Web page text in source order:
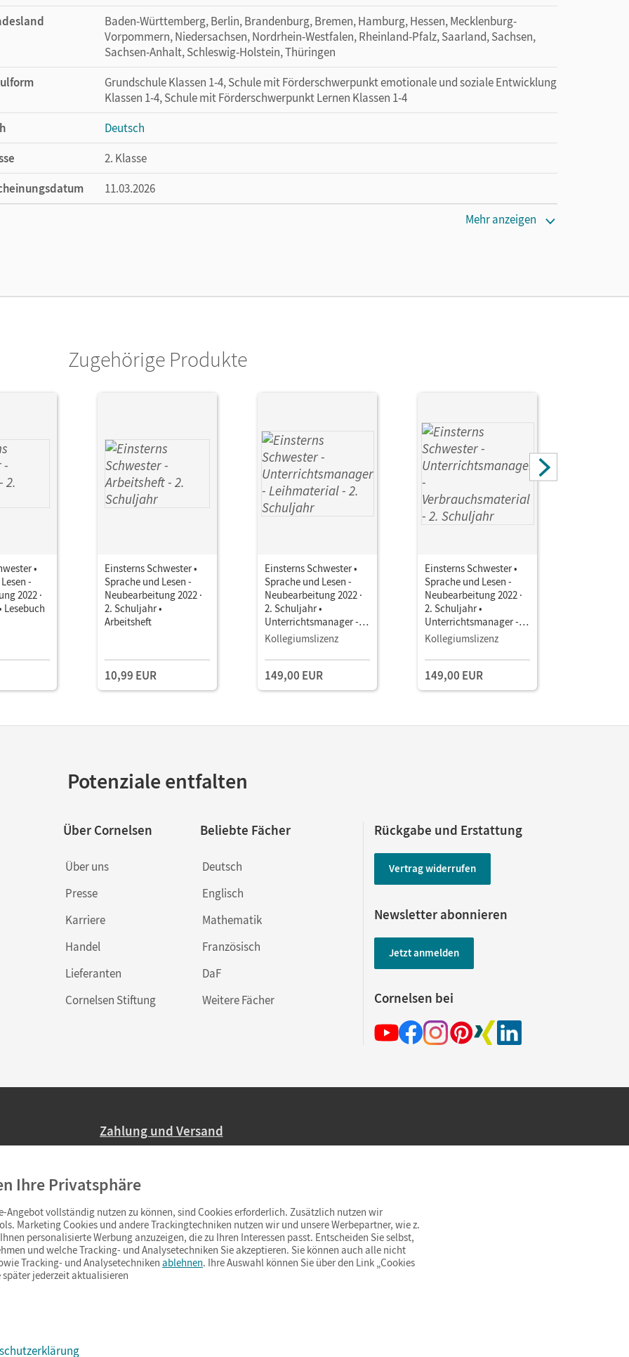
Baden-Württemberg, Berlin, Brandenburg, Bremen, Hamburg, Hessen, Mecklenburg-
Vorpommern, Niedersachsen, Nordrhein-Westfalen, Rheinland-Pfalz, Saarland, Sachsen,
Sachsen-Anhalt, Schleswig-Holstein, Thüringen
Grundschule Klassen 1-4, Schule mit Förderschwerpunkt emotionale und soziale Entwicklung
Klassen 1-4, Schule mit Förderschwerpunkt Lernen Klassen 1-4
Deutsch
2. Klasse
11.03.2026
Mehr anzeigen
Zugehörige Produkte
•
-
2022 ·
Lesebuch
Einsterns Schwester •
Sprache und Lesen -
Neubearbeitung 2022 ·
2. Schuljahr •
Arbeitsheft
10,99 EUR
Einsterns Schwester •
Sprache und Lesen -
Neubearbeitung 2022 ·
2. Schuljahr •
Unterrichtsmanager -
Leihmaterial E-Book
Lehrkräftematerialien
und Planungstools
Kollegiumslizenz
149,00 EUR
Einsterns Schwester •
Sprache und Lesen -
Neubearbeitung 2022 ·
2. Schuljahr •
Unterrichtsmanager -
Verbrauchsmaterial E-
Book mit
Lehrkräftematerialien
und Planungstools
Kollegiumslizenz
149,00 EUR
Potenziale entfalten
Über Cornelsen
Über uns
Presse
Karriere
Handel
Lieferanten
Cornelsen Stiftung
Beliebte Fächer
Deutsch
Englisch
Mathematik
Französisch
DaF
Weitere Fächer
Rückgabe und Erstattung
Vertrag widerrufen
Newsletter abonnieren
Jetzt anmelden
Cornelsen bei
Zahlung und Versand
Ab 59,– EUR Bestellwert liefern wir versandkostenfrei innerhalb Deutschlands
(Lieferung in 3–6 Tagen).
& Co.
Ihre Privatsphäre
Angebot vollständig nutzen zu können, sind Cookies erforderlich. Zusätzlich nutzen wir
Marketing Cookies und andere Trackingtechniken nutzen wir und unsere Werbepartner, wie z.
personalisierte Werbung anzuzeigen, die zu Ihren Interessen passt. Entscheiden Sie selbst,
und welche Tracking- und Analysetechniken Sie akzeptieren. Sie können auch alle nicht
Tracking- und Analysetechniken ablehnen. Ihre Auswahl können Sie über den Link „Cookies
später jederzeit aktualisieren